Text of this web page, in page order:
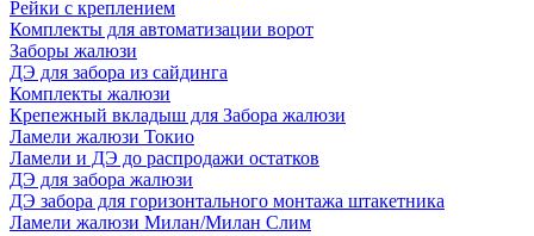
Рейки с креплением
Комплекты для автоматизации ворот
Заборы жалюзи
ДЭ для забора из сайдинга
Комплекты жалюзи
Крепежный вкладыш для Забора жалюзи
Ламели жалюзи Токио
Ламели и ДЭ до распродажи остатков
ДЭ для забора жалюзи
ДЭ забора для горизонтального монтажа штакетника
Ламели жалюзи Милан/Милан Слим